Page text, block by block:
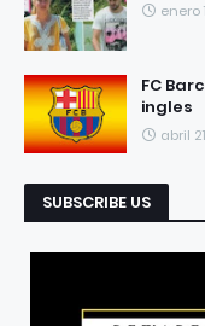
enero
FC
ingles
abril
SUBSCRIBE US